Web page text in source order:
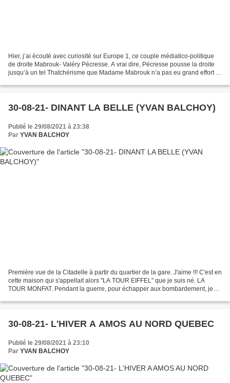
Hier, j’ai écouté avec curiosité sur Europe 1, ce couple médiatico-politique
de droite Mabrouk- Valéry Pécresse. A vrai dire, Pécresse pousse la droite
jusqu’à un tel Thatchérisme que Madame Mabrouk n’a pas eu grand effort à
30-08-21- DINANT LA BELLE (YVAN BALCHOY)
Publié le 29/08/2021 à 23:38
Par YVAN BALCHOY
Première vue de la Citadelle à partir du quartier de la gare. J'aime !!! C'est en
cette maison qui s'appellait alors "LA TOUR EIFFEL" que je suis né. LA
TOUR MONFAT. Pendant la guerre, pour échapper aux bombardement, je
30-08-21- L'HIVER A AMOS AU NORD QUEBEC
Publié le 29/08/2021 à 23:10
Par YVAN BALCHOY